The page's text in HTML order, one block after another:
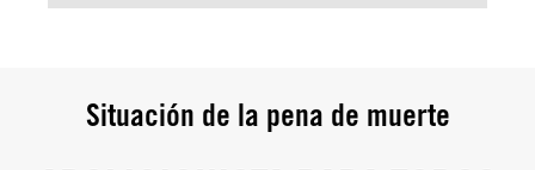
Situación de la pena de muerte